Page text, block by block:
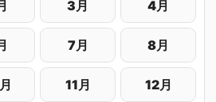
3月 4月
7月 8月
11月 12月